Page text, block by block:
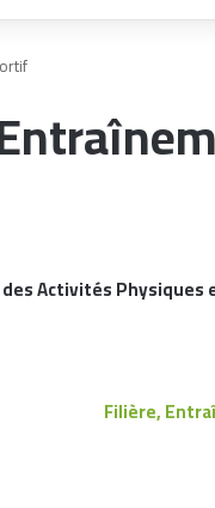
Activités Physiques
Filière,